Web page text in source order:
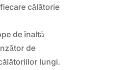
călătorie
de înaltă
de
lungi.